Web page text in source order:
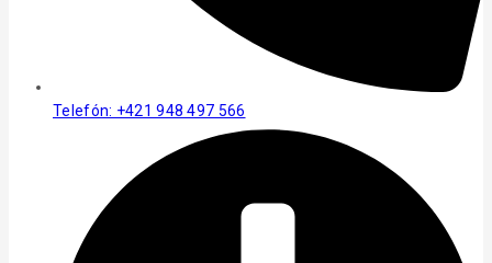
Telefón: +421 948 497 566